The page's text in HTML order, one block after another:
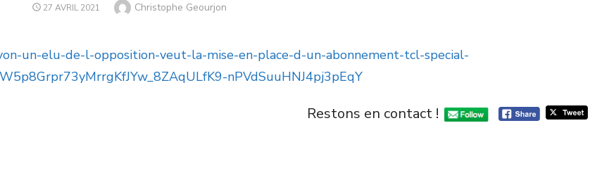
27 AVRIL 2021 Christophe Geourjon
un-elu-de-l-opposition-veut-la-mise-en-place-d-un-abonnement-tcl-special-
nPVdSuuHNJ4pj3pEqY
Restons en contact !